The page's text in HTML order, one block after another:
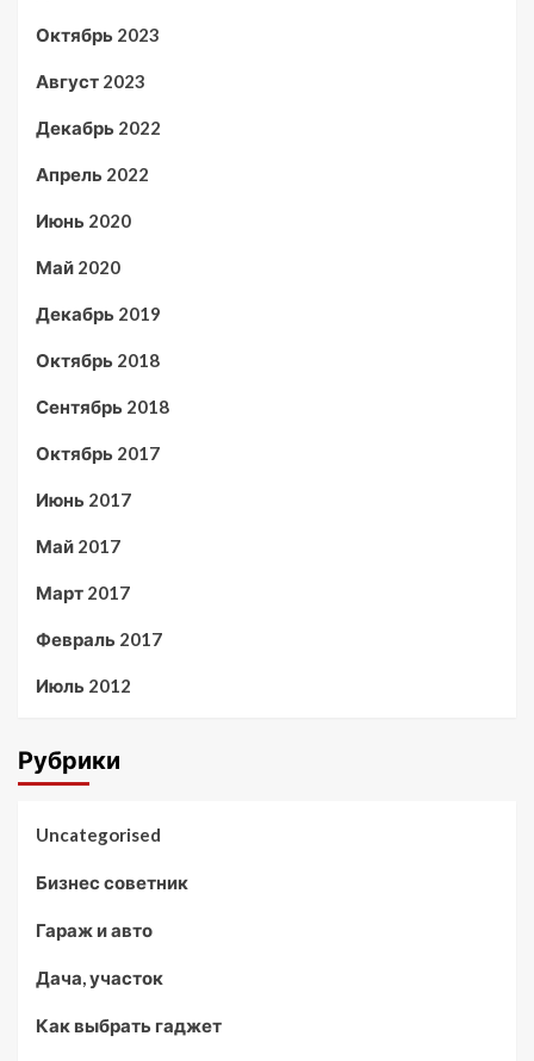
Октябрь 2023
Август 2023
Декабрь 2022
Апрель 2022
Июнь 2020
Май 2020
Декабрь 2019
Октябрь 2018
Сентябрь 2018
Октябрь 2017
Июнь 2017
Май 2017
Март 2017
Февраль 2017
Июль 2012
Рубрики
Uncategorised
Бизнес советник
Гараж и авто
Дача, участок
Как выбрать гаджет